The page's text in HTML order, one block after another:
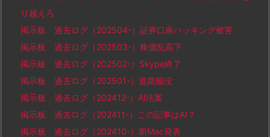
り越えろ
掲示板 過去ログ（202504-）証券口座ハッキング被害
掲示板 過去ログ（202503-）株価乱高下
掲示板 過去ログ（202502-）Skype終了
掲示板 過去ログ（202501-）道路陥没
掲示板 過去ログ（202412-）AI法案
掲示板 過去ログ（202411-）この記事はAI？
掲示板 過去ログ（202410-）新Mac発表